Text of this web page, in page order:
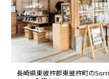
長崎県東彼杵郡東彼杵町の